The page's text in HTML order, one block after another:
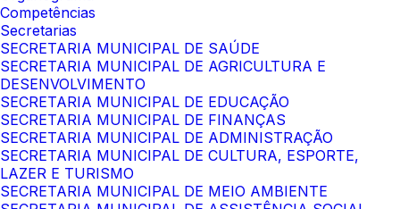
Competências
Secretarias
SECRETARIA MUNICIPAL DE SAÚDE
SECRETARIA MUNICIPAL DE AGRICULTURA E
DESENVOLVIMENTO
SECRETARIA MUNICIPAL DE EDUCAÇÃO
SECRETARIA MUNICIPAL DE FINANÇAS
SECRETARIA MUNICIPAL DE ADMINISTRAÇÃO
SECRETARIA MUNICIPAL DE CULTURA, ESPORTE,
LAZER E TURISMO
SECRETARIA MUNICIPAL DE MEIO AMBIENTE